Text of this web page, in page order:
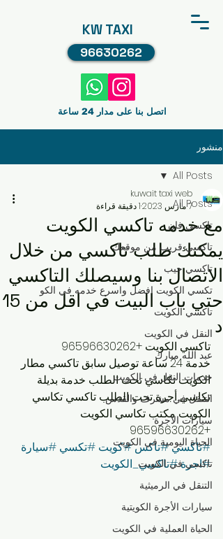
KW TAXI
96630262
اتصل بنا على مدار 24 ساعة
منشور
All Posts
تاكسي فان
تاكسي قريب من موقعك
تاكسي جيب
تكسي الكويت افضل واسرع خدمه في الكو
تاكسي الكويت
النقل في الكويت
عبد الله مبارك
خدمات النقل في الكويت
التنقل في مشرف والقدس
سيارات الأجرة
الحياة اليومية في الكويت
تاكسي في الكويت
التنقل في الرميثية
سيارات الأجرة الكويتية
الحياة العملية في الكويت
All Posts
مع خدمه تاكسي الكويت
يمكنك طلب تاكسي من خلال
الاتصال بنا وسيصلك التاكسي
حتي باب البيت في اقل من 15
د
kuwait taxi web
7 مارس 2023
1 دقيقة قراءة
‏تاكسي الكويت +96596630262
خدمة 24 ساعة توصيل سابق تاكسي مطار
الكويت تكاسي تحت الطلب خدمة بديلة
تكاسي أجرة تحت الطلب تاكسي تكاسي
الكويت مكتب تكاسي الكويت
+96596630262
#تاكسي#تاكس#كويت #تكسي #سيارة
#اجرة#تاكسي_الكويت